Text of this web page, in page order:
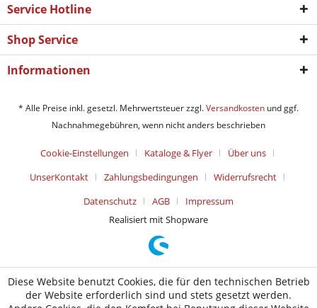
Service Hotline
Shop Service
Informationen
* Alle Preise inkl. gesetzl. Mehrwertsteuer zzgl.Versandkosten und ggf.
Nachnahmegebühren, wenn nicht anders beschrieben
Cookie-Einstellungen Kataloge & Flyer
Über uns
UnserKontakt
Zahlungsbedingungen
Widerrufsrecht
Datenschutz
AGB
Impressum
Realisiert mit Shopware
Diese Website benutzt Cookies, die für den technischen Betrieb
der Website erforderlich sind und stets gesetzt werden.